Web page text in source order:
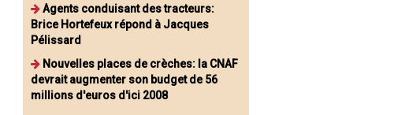
Agents conduisant des tracteurs:
Brice Hortefeux répond à Jacques
Pélissard
Nouvelles places de crèches: la CNAF
devrait augmenter son budget de 56
millions d'euros d'ici 2008